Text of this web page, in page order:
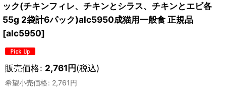
ック(チキンフィレ、チキンとシラス、チキンとエビ各
55g 2袋計6パック)alc5950成猫用一般食 正規品
[alc5950]
販売価格: 2,761円(税込)
希望小売価格: 2,761円